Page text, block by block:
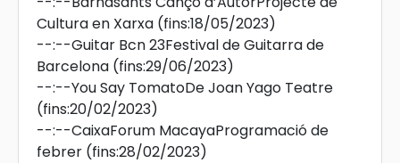
Cultura en Xarxa (fins:18/05/2023)
--:--Guitar Bcn 23Festival de Guitarra de
Barcelona (fins:29/06/2023)
--:--You Say TomatoDe Joan Yago Teatre
(fins:20/02/2023)
--:--CaixaForum MacayaProgramació de
febrer (fins:28/02/2023)